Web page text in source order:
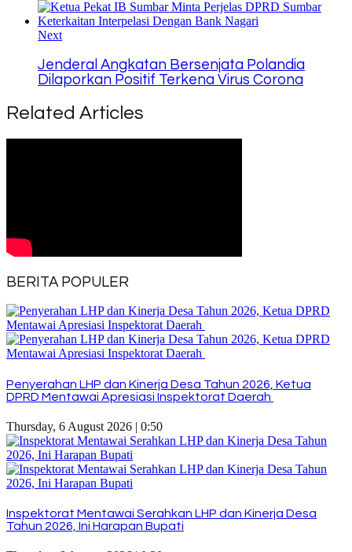
Next
Jenderal Angkatan Bersenjata Polandia
Dilaporkan Positif Terkena Virus Corona
Related Articles
BERITA POPULER
Penyerahan LHP dan Kinerja Desa Tahun 2026, Ketua
DPRD Mentawai Apresiasi Inspektorat Daerah
Thursday, 6 August 2026 | 0:50
Inspektorat Mentawai Serahkan LHP dan Kinerja Desa
Tahun 2026, Ini Harapan Bupati